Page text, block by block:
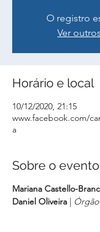
O registro
Ver
Horário e local
10/12/2020, 21:15
www.facebook.com/
a
Sobre o evento
Mariana Castello-
Daniel Oliveira | Órgão